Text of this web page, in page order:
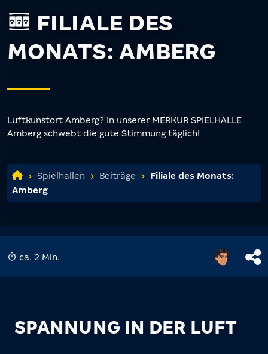
FILIALE DES
MONATS: AMBERG
Luftkunstort Amberg? In unserer MERKUR SPIELHALLE
Amberg schwebt die gute Stimmung täglich!
Spielhallen Beiträge
Filiale des Monats:
Amberg
ca. 2 Min.
SPANNUNG IN DER LUFT